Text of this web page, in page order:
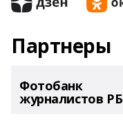
Партнеры
Фотобанк
журналистов РБ